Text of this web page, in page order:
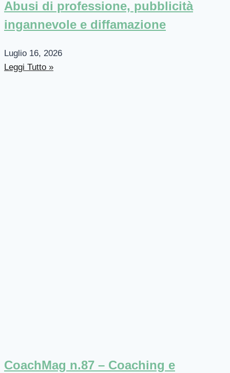
Abusi di professione, pubblicità
ingannevole e diffamazione
Luglio 16, 2026
Leggi Tutto »
CoachMag n.87 – Coaching e